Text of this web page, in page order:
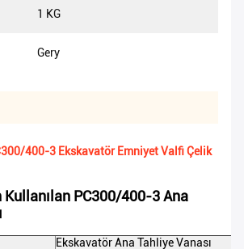
1 KG
Gery
400-3 Ekskavatör Emniyet Valfi Çelik
Kullanılan PC300/400-3 Ana
Ekskavatör Ana Tahliye Vanası